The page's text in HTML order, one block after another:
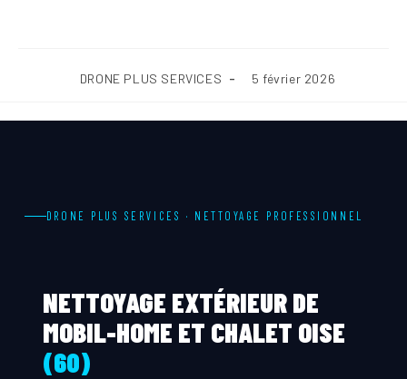
DRONE PLUS SERVICES 5 février 2026
DRONE PLUS SERVICES · NETTOYAGE PROFESSIONNEL
NETTOYAGE EXTÉRIEUR DE
MOBIL-HOME ET CHALET OISE
(60)